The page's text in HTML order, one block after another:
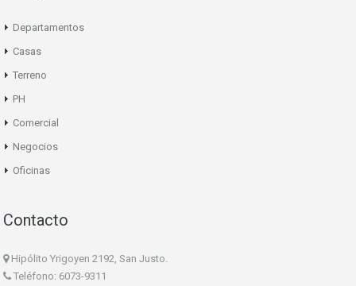
Departamentos
Casas
Terreno
PH
Comercial
Negocios
Oficinas
Contacto
Hipólito Yrigoyen 2192, San Justo.
Teléfono: 6073-9311